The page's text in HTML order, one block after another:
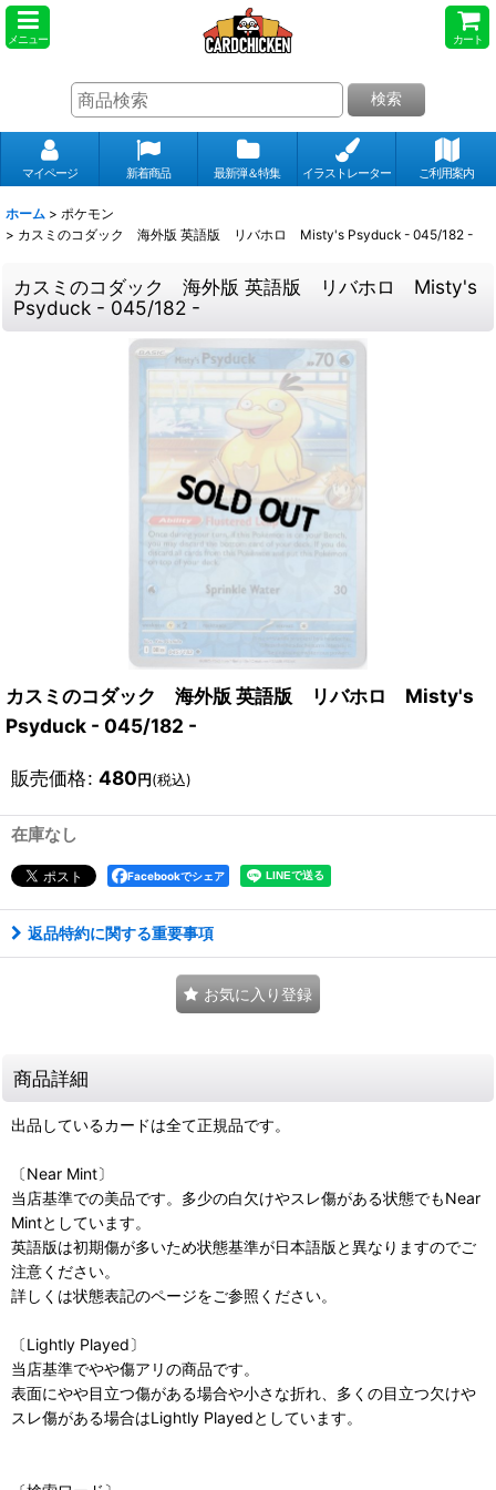
メニュー カート
検索
マイページ 新着商品 最新弾＆特集 イラストレーター ご利用案内
ホーム > ポケモン
> カスミのコダック 海外版 英語版 リバホロ Misty's Psyduck - 045/182 -
カスミのコダック 海外版 英語版 リバホロ Misty's
Psyduck - 045/182 -
カスミのコダック 海外版 英語版 リバホロ Misty's
Psyduck - 045/182 -
販売価格: 480円(税込)
在庫なし
Facebookでシェア
返品特約に関する重要事項
お気に入り登録
商品詳細
出品しているカードは全て正規品です。
〔Near Mint〕
当店基準での美品です。多少の白欠けやスレ傷がある状態でもNear
Mintとしています。
英語版は初期傷が多いため状態基準が日本語版と異なりますのでご
注意ください。
詳しくは状態表記のページをご参照ください。
〔Lightly Played〕
当店基準でやや傷アリの商品です。
表面にやや目立つ傷がある場合や小さな折れ、多くの目立つ欠けや
スレ傷がある場合はLightly Playedとしています。